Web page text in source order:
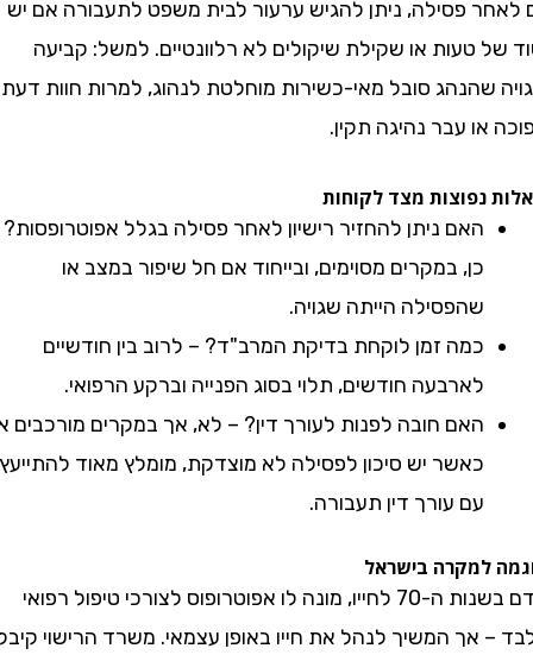
פסילה, ניתן להגיש ערעור לבית משפט לתעבורה אם יש
טעות או שקילת שיקולים לא רלוונטיים. למשל: קביעה
סובל מאי-כשירות מוחלטת לנהוג, למרות חוות דעת
עבר נהיגה תקין.
מצד לקוחות
האם ניתן להחזיר רישיון לאחר פסילה בגלל אפוטרופסות? –
כן, במקרים מסוימים, ובייחוד אם חל שיפור במצב או
שהפסילה הייתה שגויה.
כמה זמן לוקחת בדיקת המרב"ד? – לרוב בין חודשיים
לארבעה חודשים, תלוי בסוג הפנייה וברקע הרפואי.
האם חובה לפנות לעורך דין? – לא, אך במקרים מורכבים או
כאשר יש סיכון לפסילה לא מוצדקת, מומלץ מאוד להתייעץ
עם עורך דין תעבורה.
בישראל
אדם בשנות ה-70 לחייו, מונה לו אפוטרופוס לצורכי טיפול רפואי
אך המשיך לנהל את חייו באופן עצמאי. משרד הרישוי קיבל